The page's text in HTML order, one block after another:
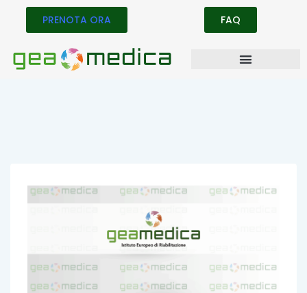
PRENOTA ORA FAQ